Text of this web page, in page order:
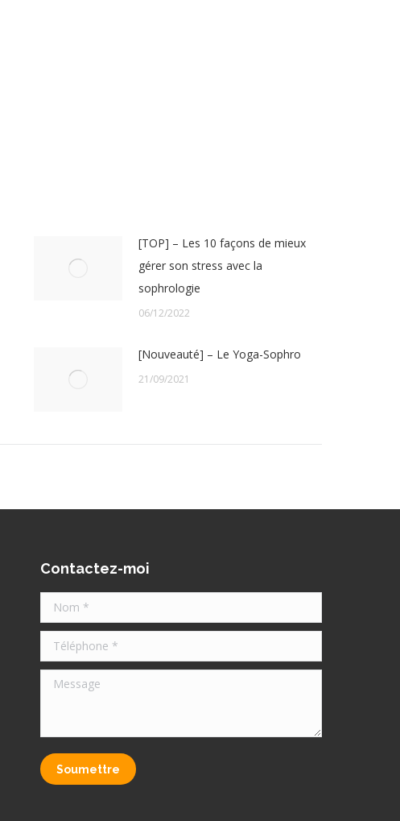
[TOP] – Les 10 façons de mieux
gérer son stress avec la
sophrologie
06/12/2022
[Nouveauté] – Le Yoga-Sophro
21/09/2021
Contactez-moi
Nom *
Téléphone *
Message
Soumettre